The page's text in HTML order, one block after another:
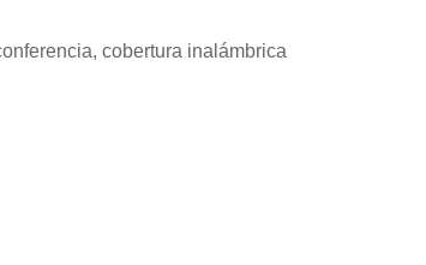
cobertura inalámbrica